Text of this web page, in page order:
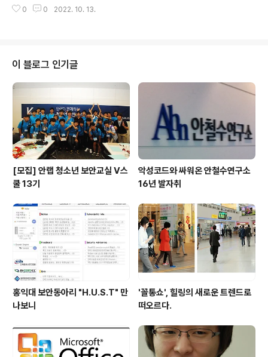
부터 역량, 자질까지 한큐에 알아보는 하이라이트 모음집!
니다. ◈ 컴퓨터, IT 그리고 보안에 대한 이야기를 쉽고 재
미있게 나누고자 합니다 ◈ www.youtube.com
0 0 2022. 10. 13.
이 블로그 인기글
[모집] 안랩 청소년 보안교실 V스
쿨 13기
악성코드와 싸워온 안철수연구소
16년 발자취
홍익대 보안동아리 "H.U.S.T" 만
나보니
'꼴통쇼', 힐링의 새로운 트렌드로
떠오르다.